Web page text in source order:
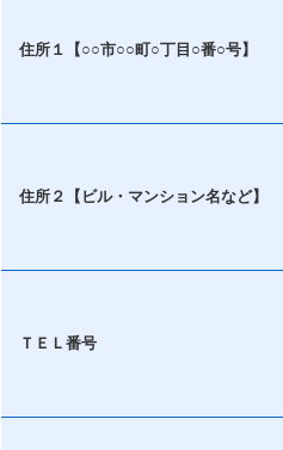
住所１【○○市○○町○丁目○番○号】
住所２【ビル・マンション名など】
ＴＥＬ番号